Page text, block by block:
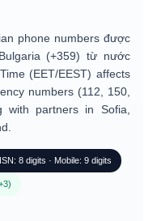
phone numbersđược
(+359) từ nước
(EET/EEST) affects
numbers (112, 150,
with partners in Sofia,
8 digits · Mobile: 9 digits